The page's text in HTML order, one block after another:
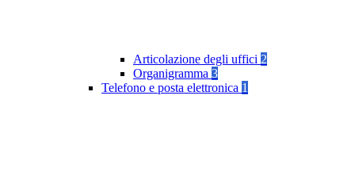
Articolazione degli uffici 2
Organigramma 3
Telefono e posta elettronica 1